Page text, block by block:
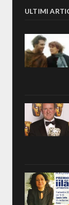
ULTIMI